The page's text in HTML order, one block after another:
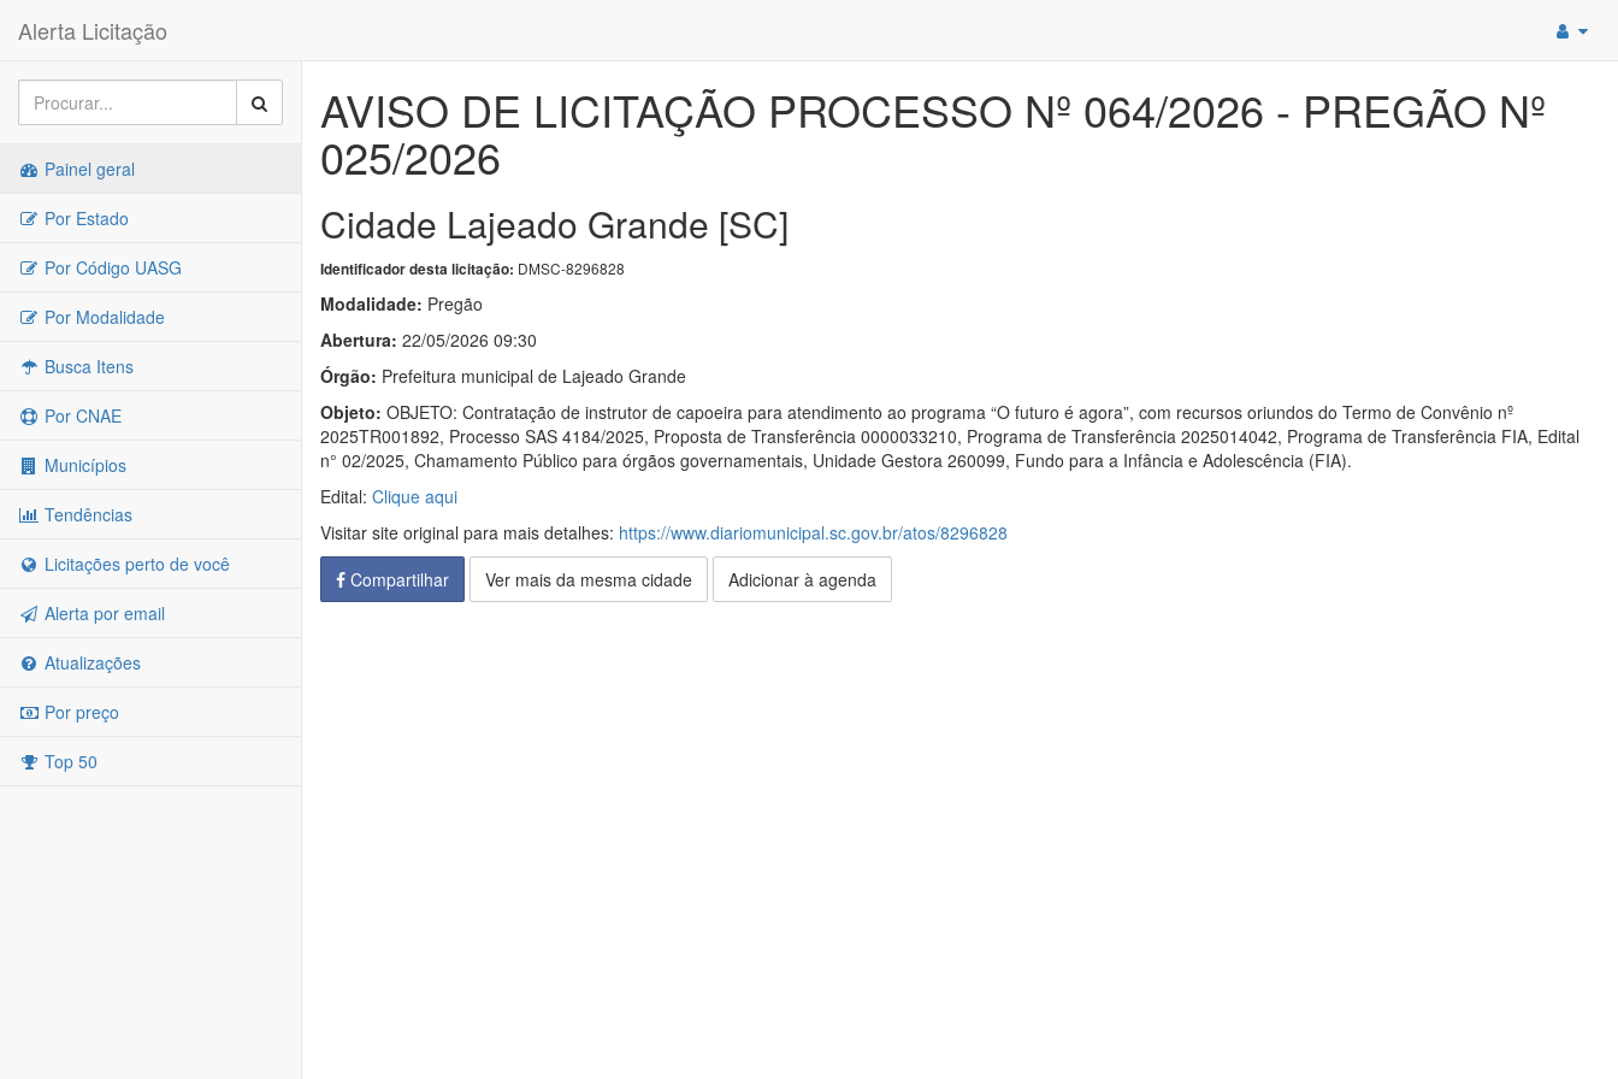
Alerta Licitação
Painel geral
Por Estado
Por Código UASG
Por Modalidade
Busca Itens
Por CNAE
Municípios
Tendências
Licitações perto de você
Alerta por email
Atualizações
Por preço
Top 50
AVISO DE LICITAÇÃO PROCESSO Nº 064/2026 - PREGÃO Nº
025/2026
Cidade Lajeado Grande [SC]
Identificador desta licitação: DMSC-8296828
Modalidade: Pregão
Abertura: 22/05/2026 09:30
Órgão: Prefeitura municipal de Lajeado Grande
Objeto: OBJETO: Contratação de instrutor de capoeira para atendimento ao programa “O futuro é agora”, com recursos oriundos do Termo de Convênio nº
2025TR001892, Processo SAS 4184/2025, Proposta de Transferência 0000033210, Programa de Transferência 2025014042, Programa de Transferência FIA, Edital
n° 02/2025, Chamamento Público para órgãos governamentais, Unidade Gestora 260099, Fundo para a Infância e Adolescência (FIA).
Edital: Clique aqui
Visitar site original para mais detalhes: https://www.diariomunicipal.sc.gov.br/atos/8296828
Compartilhar
Ver mais da mesma cidade Adicionar à agenda